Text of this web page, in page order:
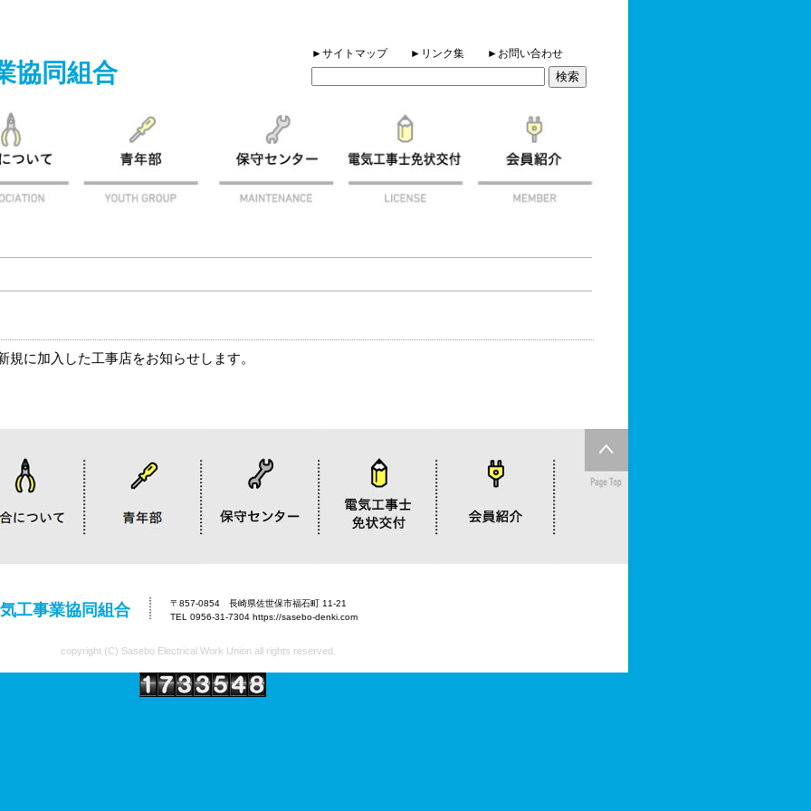
協同組合
►サイトマップ ►リンク集 ►お問い合わせ
規に加入した工事店をお知らせします。
工事業協同組合
〒857-0854 長崎県佐世保市福石町 11-21
TEL 0956-31-7304 https://sasebo-denki.com
copyright (C) Sasebo Electrical Work Union all rights reserved.